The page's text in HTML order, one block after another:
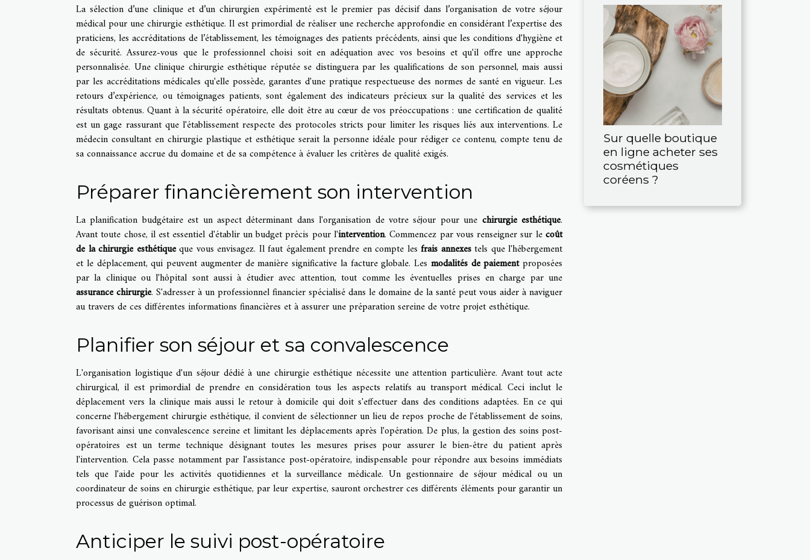
La sélection d’une clinique et d’un chirurgien expérimenté est le premier pas décisif dans l’organisation de votre séjour
médical pour une chirurgie esthétique. Il est primordial de réaliser une recherche approfondie en considérant l’expertise des
praticiens, les accréditations de l’établissement, les témoignages des patients précédents, ainsi que les conditions d'hygiène et
de sécurité. Assurez-vous que le professionnel choisi soit en adéquation avec vos besoins et qu'il offre une approche
personnalisée. Une clinique chirurgie esthétique réputée se distinguera par les qualifications de son personnel, mais aussi
par les accréditations médicales qu'elle possède, garantes d'une pratique respectueuse des normes de santé en vigueur. Les
retours d’expérience, ou témoignages patients, sont également des indicateurs précieux sur la qualité des services et les
résultats obtenus. Quant à la sécurité opératoire, elle doit être au cœur de vos préoccupations : une certification de qualité
est un gage rassurant que l'établissement respecte des protocoles stricts pour limiter les risques liés aux interventions. Le
médecin consultant en chirurgie plastique et esthétique serait la personne idéale pour rédiger ce contenu, compte tenu de
sa connaissance accrue du domaine et de sa compétence à évaluer les critères de qualité exigés.
Préparer financièrement son intervention
La planification budgétaire est un aspect déterminant dans l'organisation de votre séjour pour une chirurgie esthétique.
Avant toute chose, il est essentiel d'établir un budget précis pour l'intervention. Commencez par vous renseigner sur lecoût
de la chirurgie esthétiqueque vous envisagez. Il faut également prendre en compte les frais annexestels que l'hébergement
et le déplacement, qui peuvent augmenter de manière significative la facture globale. Les modalités de paiementproposées
par la clinique ou l'hôpital sont aussi à étudier avec attention, tout comme les éventuelles prises en charge par une
assurance chirurgie. S'adresser à un professionnel financier spécialisé dans le domaine de la santé peut vous aider à naviguer
au travers de ces différentes informations financières et à assurer une préparation sereine de votre projet esthétique.
Planifier son séjour et sa convalescence
L'organisation logistique d'un séjour dédié à une chirurgie esthétique nécessite une attention particulière. Avant tout acte
chirurgical, il est primordial de prendre en considération tous les aspects relatifs au transport médical. Ceci inclut le
déplacement vers la clinique mais aussi le retour à domicile qui doit s'effectuer dans des conditions adaptées. En ce qui
concerne l'hébergement chirurgie esthétique, il convient de sélectionner un lieu de repos proche de l'établissement de soins,
favorisant ainsi une convalescence sereine et limitant les déplacements après l'opération. De plus, la gestion des soins post-
opératoires est un terme technique désignant toutes les mesures prises pour assurer le bien-être du patient après
l'intervention. Cela passe notamment par l'assistance post-opératoire, indispensable pour répondre aux besoins immédiats
tels que l'aide pour les activités quotidiennes et la surveillance médicale. Un gestionnaire de séjour médical ou un
coordinateur de soins en chirurgie esthétique, par leur expertise, sauront orchestrer ces différents éléments pour garantir un
processus de guérison optimal.
Anticiper le suivi post-opératoire
Sur quelle boutique
en ligne acheter ses
cosmétiques
coréens ?